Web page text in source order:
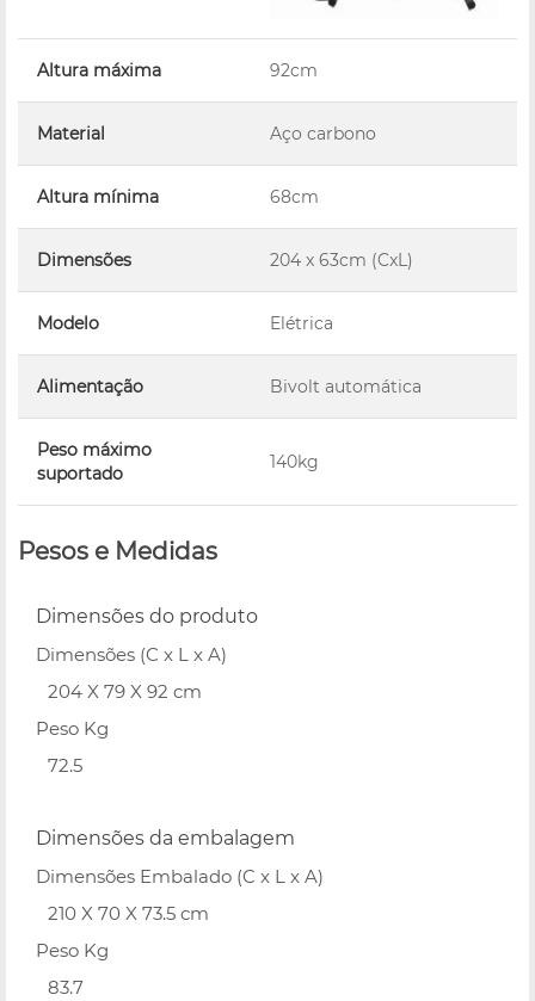
Altura máxima 92cm
Material Aço carbono
Altura mínima 68cm
Dimensões 204 x 63cm (CxL)
Modelo Elétrica
Alimentação Bivolt automática
Peso máximo
suportado
140kg
Pesos e Medidas
Dimensões do produto
Dimensões (C x L x A)
204 X 79 X 92 cm
Peso Kg
72.5
Dimensões da embalagem
Dimensões Embalado (C x L x A)
210 X 70 X 73.5 cm
Peso Kg
83.7